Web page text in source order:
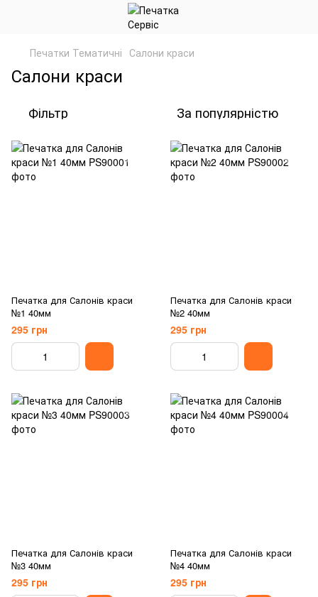
Печатки Тематичні Салони краси
Салони краси
Фільтр За популярністю
Печатка для Салонів краси
№1 40мм
295 грн
Печатка для Салонів краси
№2 40мм
295 грн
Печатка для Салонів краси
№3 40мм
295 грн
Печатка для Салонів краси
№4 40мм
295 грн